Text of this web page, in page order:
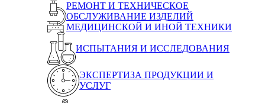
РЕМОНТ И ТЕХНИЧЕСКОЕ
ОБСЛУЖИВАНИЕ ИЗДЕЛИЙ
МЕДИЦИНСКОЙ И ИНОЙ ТЕХНИКИ
ИСПЫТАНИЯ И ИССЛЕДОВАНИЯ
ЭКСПЕРТИЗА ПРОДУКЦИИ И
УСЛУГ